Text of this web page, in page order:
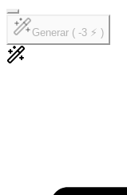
Generar ( -3 ⚡ )